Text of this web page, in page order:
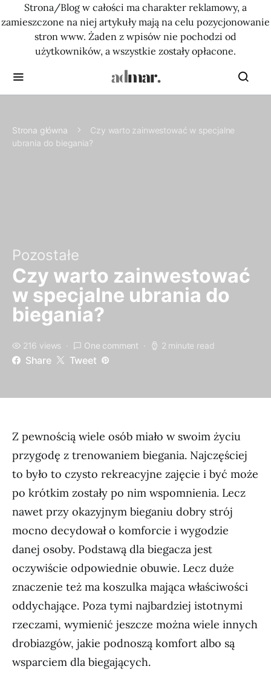
Strona/Blog w całości ma charakter reklamowy, a
zamieszczone na niej artykuły mają na celu pozycjonowanie
stron www. Żaden z wpisów nie pochodzi od
użytkowników, a wszystkie zostały opłacone.
Strona główna
Czy warto zainwestować w specjalne
ubrania do biegania?
Pozostałe
Czy warto zainwestować
w specjalne ubrania do
biegania?
216 views One comment 2 minute read
Share Tweet
Z pewnością wiele osób miało w swoim życiu
przygodę z trenowaniem biegania. Najczęściej
to było to czysto rekreacyjne zajęcie i być może
po krótkim zostały po nim wspomnienia. Lecz
nawet przy okazyjnym bieganiu dobry strój
mocno decydował o komforcie i wygodzie
danej osoby. Podstawą dla biegacza jest
oczywiście odpowiednie obuwie. Lecz duże
znaczenie też ma koszulka mająca właściwości
oddychające. Poza tymi najbardziej istotnymi
rzeczami, wymienić jeszcze można wiele innych
drobiazgów, jakie podnoszą komfort albo są
wsparciem dla biegających.